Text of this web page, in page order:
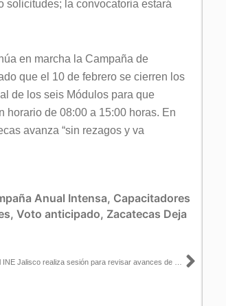
solicitudes; la convocatoria estará
en marcha la Campaña de
que el 10 de febrero se cierren los
de los seis Módulos para que
horario de 08:00 a 15:00 horas. En
avanza “sin rezagos y va
Anual Intensa, Capacitadores
, Voto anticipado, Zacatecas Deja